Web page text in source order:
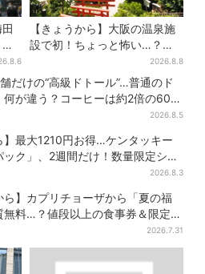
【きょうから】大阪の温泉施
設で初！ちょっと怖い…？体
験型イベント、限定グルメ＆
盆踊りも
2026.8.8
だけの“高級ドトール”…普通のド
何が違う？コーヒーは約2倍の600
2026.8.5
】最大1210円お得…ケンタッキー
ック」、2週間だけ！数量限定シー
2026.8.3
ら】カプリチョーザから「夏の福
無料…？値段以上の食事券＆限定ア
2026.7.31